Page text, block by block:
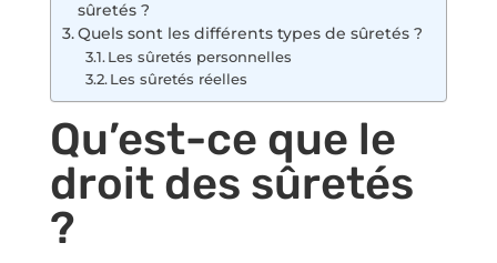
sûretés ?
Quels sont les différents types de sûretés ?
Les sûretés personnelles
Les sûretés réelles
Qu’est-ce que le
droit des sûretés
?